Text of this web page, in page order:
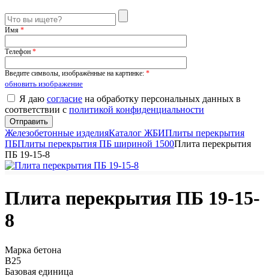
Имя *
Телефон *
Введите символы, изображённые на картинке: *
обновить изображение
Я даю согласие на обработку персональных данных в
соответствии с политикой конфиденциальности
Железобетонные изделияКаталог ЖБИПлиты перекрытия
ПБПлиты перекрытия ПБ шириной 1500Плита перекрытия
ПБ 19-15-8
Плита перекрытия ПБ 19-15-
8
Марка бетона
B25
Базовая единица